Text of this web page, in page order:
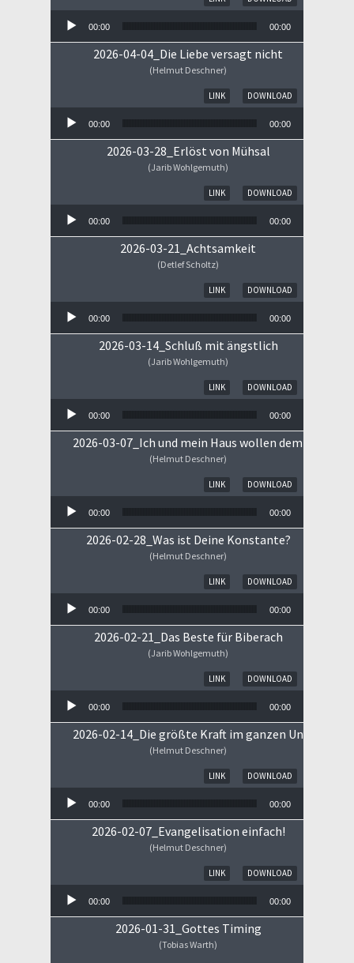
00:00 00:00
2026-04-04_Die Liebe versagt nicht
(Helmut Deschner)
DOWNLOAD
LINK
00:00 00:00
2026-03-28_Erlöst von Mühsal
(Jarib Wohlgemuth)
DOWNLOAD
LINK
00:00 00:00
2026-03-21_Achtsamkeit
(Detlef Scholtz)
DOWNLOAD
LINK
00:00 00:00
2026-03-14_Schluß mit ängstlich
(Jarib Wohlgemuth)
DOWNLOAD
LINK
00:00 00:00
2026-03-07_Ich und mein Haus wollen dem HERRN
(Helmut Deschner)
DOWNLOAD
LINK
00:00 00:00
2026-02-28_Was ist Deine Konstante?
(Helmut Deschner)
DOWNLOAD
LINK
00:00 00:00
2026-02-21_Das Beste für Biberach
(Jarib Wohlgemuth)
DOWNLOAD
LINK
00:00 00:00
2026-02-14_Die größte Kraft im ganzen Universum
(Helmut Deschner)
DOWNLOAD
LINK
00:00 00:00
2026-02-07_Evangelisation einfach!
(Helmut Deschner)
DOWNLOAD
LINK
00:00 00:00
2026-01-31_Gottes Timing
(Tobias Warth)